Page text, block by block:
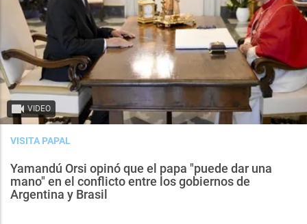
VIDEO
VISITA PAPAL
Yamandú Orsi opinó que el papa "puede dar una
mano" en el conflicto entre los gobiernos de
Argentina y Brasil